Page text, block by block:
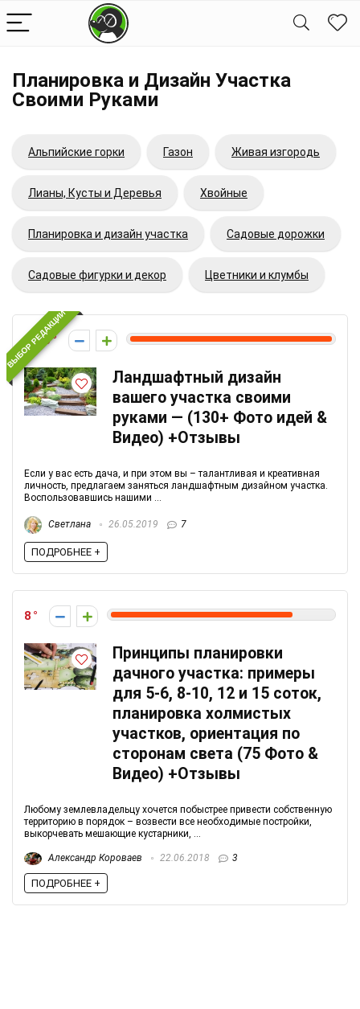
Планировка и Дизайн Участка
Своими Руками
Альпийские горки Газон Живая изгородь
Лианы, Кусты и Деревья Хвойные
Планировка и дизайн участка Садовые дорожки
Садовые фигурки и декор Цветники и клумбы
ВЫБОР РЕДАКЦИИ
10
Ландшафтный дизайн
вашего участка своими
руками — (130+ Фото идей &
Видео) +Отзывы
Если у вас есть дача, и при этом вы – талантливая и креативная
личность, предлагаем заняться ландшафтным дизайном участка.
Воспользовавшись нашими ...
Светлана 26.05.2019 7
ПОДРОБНЕЕ +
8
Принципы планировки
дачного участка: примеры
для 5-6, 8-10, 12 и 15 соток,
планировка холмистых
участков, ориентация по
сторонам света (75 Фото &
Видео) +Отзывы
Любому землевладельцу хочется побыстрее привести собственную
территорию в порядок – возвести все необходимые постройки,
выкорчевать мешающие кустарники, ...
Александр Короваев 22.06.2018 3
ПОДРОБНЕЕ +